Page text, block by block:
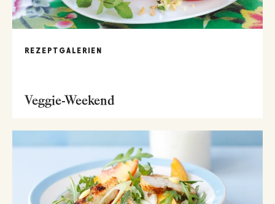
REZEPTGALERIEN
Veggie-Weekend